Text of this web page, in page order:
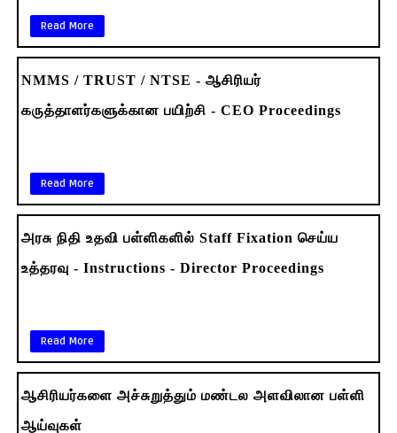
Read More
NMMS / TRUST / NTSE - ஆசிரியர்
கருத்தாளர்களுக்கான பயிற்சி - CEO Proceedings
Read More
அரசு நிதி உதவி பள்ளிகளில் Staff Fixation செய்ய
உத்தரவு - Instructions - Director Proceedings
Read More
ஆசிரியர்களை அச்சுறுத்தும் மண்டல அளவிலான பள்ளி
ஆய்வுகள்